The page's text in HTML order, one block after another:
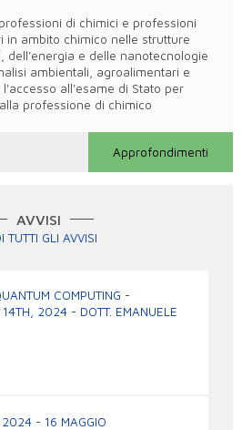
di chimici e professioni
in ambito chimico nelle strutture
dell’energia e delle nanotecnologie
ambientali, agroalimentari e
all'esame di Stato per
professione di chimico
Approfondimenti
AVVISI
TUTTI GLI AVVISI
COMPUTING -
14TH, 2024 - DOTT. EMANUELE
2024 - 16 MAGGIO